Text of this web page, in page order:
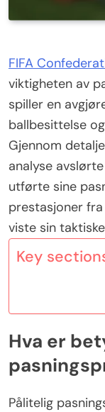
FIFA
viktigheten av
spiller en
ballbesittelse
Gjennom
analyse
utførte sine
prestasjoner
viste sin
Key
Hva er
Pålitelig